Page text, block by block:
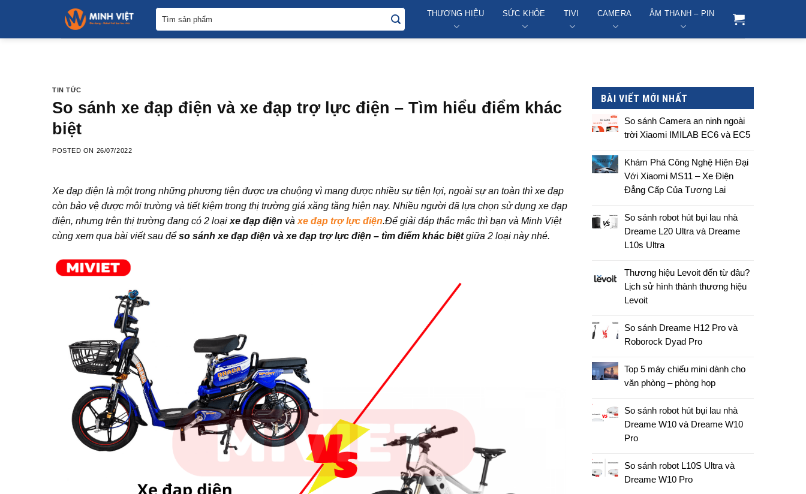
content
Tìm
kiếm:
THƯƠNG HIỆU SỨC KHỎE TIVI CAMERA ÂM THANH – PIN
TIN TỨC
So sánh xe đạp điện và xe đạp trợ lực điện – Tìm hiểu điểm khác
biệt
POSTED ON 26/07/2022
Xe đạp điện là một trong những phương tiện được ưa chuộng vì mang được nhiều sự tiện lợi, ngoài sự an toàn thì xe đạp
còn bảo vệ được môi trường và tiết kiệm trong thị trường giá xăng tăng hiện nay. Nhiều người đã lựa chọn sử dụng xe đạp
điện, nhưng trên thị trường đang có 2 loại xe đạp điện và xe đạp trợ lực điện.Để giải đáp thắc mắc thì bạn và Minh Việt
cùng xem qua bài viết sau đểso sánh xe đạp điện và xe đạp trợ lực điện – tìm điểm khác biệtgiữa 2 loại này nhé.
BÀI VIẾT MỚI NHẤT
So sánh Camera an ninh ngoài
trời Xiaomi IMILAB EC6 và EC5
Khám Phá Công Nghệ Hiện Đại
Với Xiaomi MS11 – Xe Điện
Đẳng Cấp Của Tương Lai
So sánh robot hút bụi lau nhà
Dreame L20 Ultra và Dreame
L10s Ultra
Thương hiệu Levoit đến từ đâu?
Lịch sử hình thành thương hiệu
Levoit
So sánh Dreame H12 Pro và
Roborock Dyad Pro
Top 5 máy chiếu mini dành cho
văn phòng – phòng họp
So sánh robot hút bụi lau nhà
Dreame W10 và Dreame W10
Pro
So sánh robot L10S Ultra và
Dreame W10 Pro
Thương Hiệu
Sức Khỏe
Camera